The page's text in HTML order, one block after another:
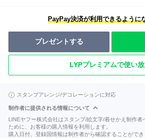
PayPay決済が利用できるように
プレゼントする
LYPプレミアムで使い
スタンプアレンジ/デコレーションに対応
制作者に提供される情報について
LINEヤフー株式会社はスタンプ/絵文字/着せかえ制作
ために、お客様の購入情報を利用します。
購入日付、登録国情報は制作者から確認することがで